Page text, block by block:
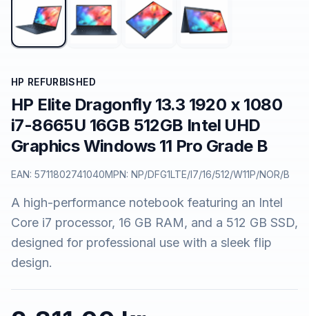
HP REFURBISHED
HP Elite Dragonfly 13.3 1920 x 1080
i7-8665U 16GB 512GB Intel UHD
Graphics Windows 11 Pro Grade B
EAN: 5711802741040MPN: NP/DFG1LTE/I7/16/512/W11P/NOR/B
A high-performance notebook featuring an Intel
Core i7 processor, 16 GB RAM, and a 512 GB SSD,
designed for professional use with a sleek flip
design.